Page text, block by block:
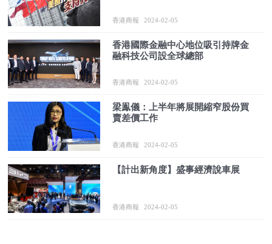
香港商報 2024-02-05
香港國際金融中心地位吸引持牌金
融科技公司設全球總部
香港商報 2024-02-05
梁鳯儀：上半年將展開縮窄股份買
賣差價工作
香港商報 2024-02-05
【計出新角度】盛事經濟說車展
香港商報 2024-02-05